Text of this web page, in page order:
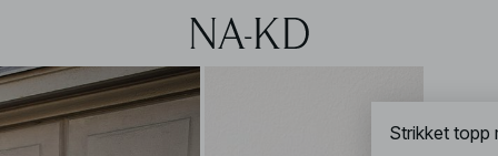
Strikket topp